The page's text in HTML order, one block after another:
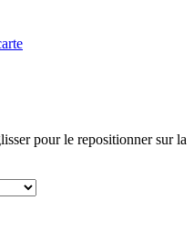
pour le repositionner sur la